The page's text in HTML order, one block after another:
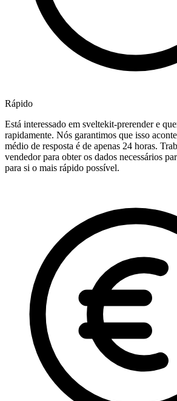
Rápido
Está interessado em sveltekit-prerender e
rapidamente. Nós garantimos que isso
médio de resposta é de apenas 24 horas.
vendedor para obter os dados necessários
para si o mais rápido possível.